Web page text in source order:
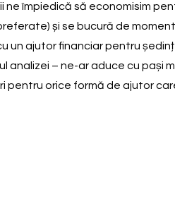
ne împiedică să economisim
și se bucură de
un ajutor financiar pentru
– ne-ar aduce cu pași
pentru orice formă de ajutor